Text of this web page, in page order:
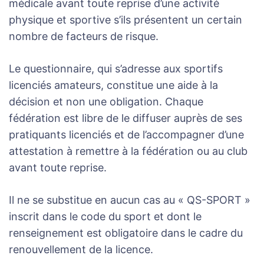
médicale avant toute reprise d’une activité
physique et sportive s’ils présentent un certain
nombre de facteurs de risque.
Le questionnaire, qui s’adresse aux sportifs
licenciés amateurs, constitue une aide à la
décision et non une obligation. Chaque
fédération est libre de le diffuser auprès de ses
pratiquants licenciés et de l’accompagner d’une
attestation à remettre à la fédération ou au club
avant toute reprise.
Il ne se substitue en aucun cas au « QS-SPORT »
inscrit dans le code du sport et dont le
renseignement est obligatoire dans le cadre du
renouvellement de la licence.